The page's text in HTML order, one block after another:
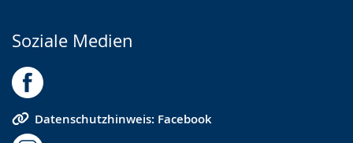
Soziale Medien
Datenschutzhinweis: Facebook